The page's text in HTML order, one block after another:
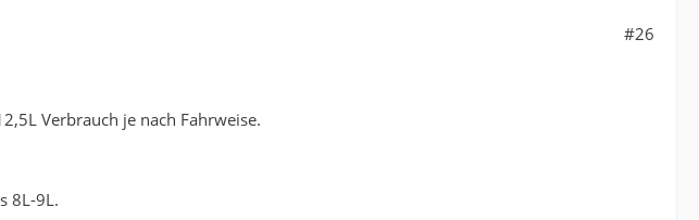
#26
Verbrauch je nach Fahrweise.
8L-9L.